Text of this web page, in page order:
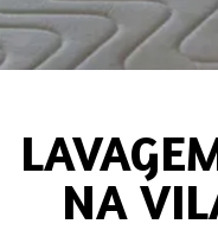
NA